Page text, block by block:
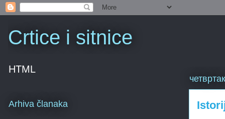
Crtice i sitnice
HTML
Arhiva članaka